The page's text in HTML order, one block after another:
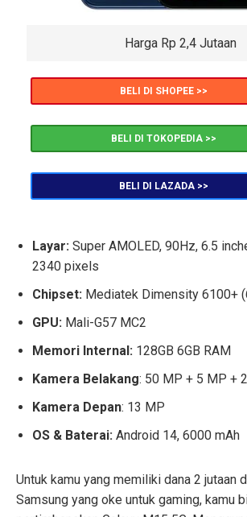
Harga Rp 2,4 Jutaan
BELI DI SHOPEE >>
BELI DI TOKOPEDIA >>
BELI DI LAZADA >>
Layar: Super AMOLED, 90Hz, 6.5
2340 pixels
Chipset: Mediatek Dimensity 6100+
GPU: Mali-G57 MC2
Memori Internal: 128GB 6GB RAM
Kamera Belakang: 50 MP + 5 MP +
Kamera Depan: 13 MP
OS & Baterai: Android 14, 6000 mAh
Untuk kamu yang memiliki dana 2 jutaan
Samsung yang oke untuk gaming, kamu